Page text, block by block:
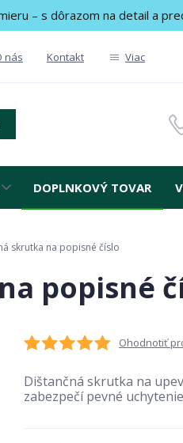
– s dôrazom na detail a
nás Kontakt Viac
DOPLNKOVÝ TOVAR
skrutka na popisné číslo
popisné
Ohodnotiť
Dištančná skrutka na
zabezpečí pevné